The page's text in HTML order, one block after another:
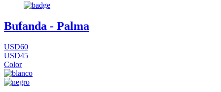
Bufanda - Palma
USD60
USD45
Color